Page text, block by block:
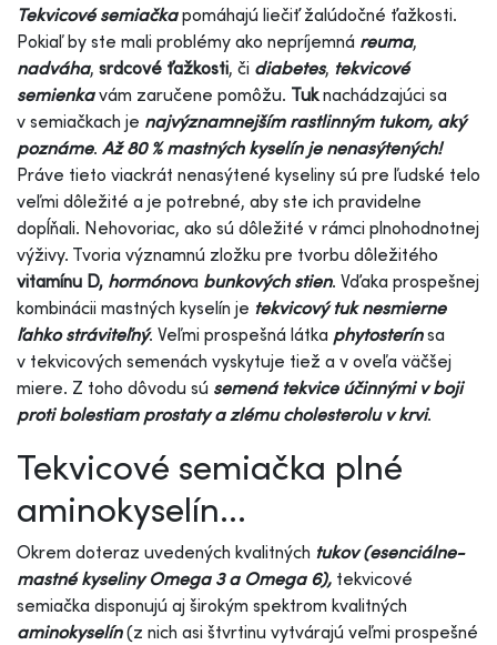
Tekvicové semiačkapomáhajú liečiť žalúdočné ťažkosti.
Pokiaľ by ste mali problémy ako nepríjemná reuma,
nadváha, srdcové ťažkosti, či diabetes, tekvicové
semienkavám zaručene pomôžu. Tuknachádzajúci sa
v semiačkach je najvýznamnejším rastlinným tukom, aký
poznáme. Až 80 % mastných kyselín je nenasýtených!
Práve tieto viackrát nenasýtené kyseliny sú pre ľudské telo
veľmi dôležité a je potrebné, aby ste ich pravidelne
dopĺňali. Nehovoriac, ako sú dôležité v rámci plnohodnotnej
výživy. Tvoria významnú zložku pre tvorbu dôležitého
vitamínu D, hormónova bunkových stien. Vďaka prospešnej
kombinácii mastných kyselín je tekvicový tuk nesmierne
ľahko stráviteľný. Veľmi prospešná látka phytosterínsa
v tekvicových semenách vyskytuje tiež a v oveľa väčšej
miere. Z toho dôvodu sú semená tekvice účinnými v boji
proti bolestiam prostaty a zlému cholesterolu v krvi.
Tekvicové semiačka plné
aminokyselín...
Okrem doteraz uvedených kvalitných tukov (esenciálne-
mastné kyseliny Omega 3 a Omega 6), tekvicové
semiačka disponujú aj širokým spektrom kvalitných
aminokyselín(z nich asi štvrtinu vytvárajú veľmi prospešné